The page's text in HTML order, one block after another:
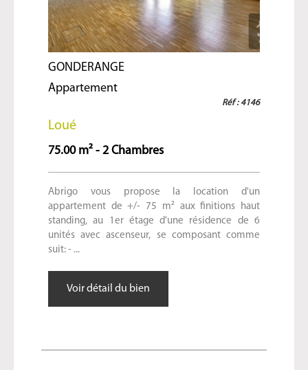
GONDERANGE
Appartement
Réf : 4146
Loué
75.00 m² - 2 Chambres
Abrigo vous propose la location d'un
appartement de +/- 75 m² aux finitions haut
standing, au 1er étage d'une résidence de 6
unités avec ascenseur, se composant comme
suit: - ...
Voir détail du bien